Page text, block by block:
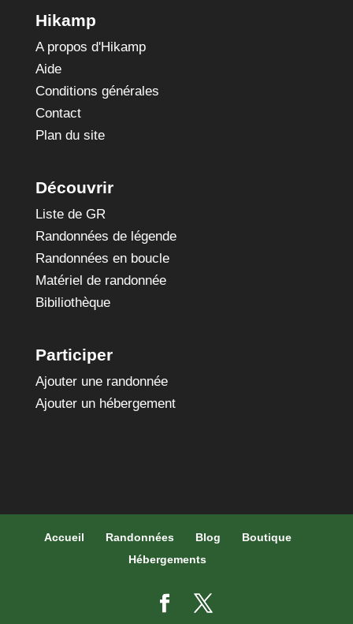
Hikamp
A propos d'Hikamp
Aide
Conditions générales
Contact
Plan du site
Découvrir
Liste de GR
Randonnées de légende
Randonnées en boucle
Matériel de randonnée
Bibiliothèque
Participer
Ajouter une randonnée
Ajouter un hébergement
Accueil Randonnées Blog
Boutique
Hébergements